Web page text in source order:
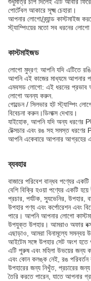
পোর্টেবল আকারে সূক্ষ্ম চেহারা।
আপনার লোগো/ব্র্যান্ড কাস্টমাইজ
স্ট্যাম্পিংয়ের মতো সব ধরনের লোগো
কাস্টমাইজড
লোগো মুদ্রণ: আপনি যদি এটিতে
আপনি এই কাজের মাধ্যমে আপনার
এমবসড লোগো: এই ধরনের প্রভাব
লোগো অনন্য করুন.
গোল্ডেন / সিলভার হট স্ট্যাম্পিং
বিবেচনা করুন।ডিলাক্স দেখায়।
যাইহোক, আপনি যদি অন্য ধরণের
টেক্সচার এবং রঙ সহ সমস্ত ধরণের
আপনি একেবারে আপনার আগ্রহের
ব্যবহার
বাজারে পরিবেশ বান্ধব পণ্যের
বেশি বিক্রি হওয়া পণ্যের একটি
প্রচার, পর্যটক, স্যুভেনির, উপহার,
উপহার পণ্য এবং কর্পোরেশন এবং
পারে। আপনি আপনার লোগো
উপযুক্ত উপহার। আমরাও অফার
এছাড়াও, আমরা বিনামূল্যে সমন্বয়
আইটেম সঙ্গে উপহার সেট অংশ হতে
এটি পুরুষ এবং মহিলা উভয়ের জন্য
এবং কোন কলঙ্ক নেই, রঙ পরিবর্তন
উপহারের জন্য নিখুঁত, প্রচারের জন্য
তৈরি করতে পারেন, যাতে আপনার